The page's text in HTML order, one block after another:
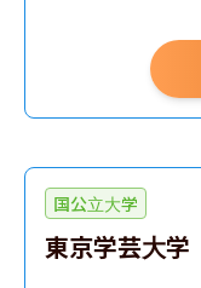
国公立大学
東京学芸大学